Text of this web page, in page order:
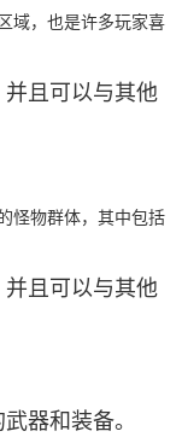
域，也是许多玩家喜
且可以与其他
怪物群体，其中包括
且可以与其他
器和装备。